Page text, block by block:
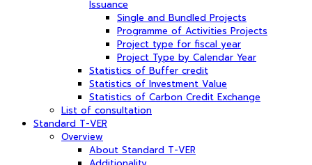
Issuance
Single and Bundled Projects
Programme of Activities Projects
Project type for fiscal year
Project Type by Calendar Year
Statistics of Buffer credit
Statistics of Investment Value
Statistics of Carbon Credit Exchange
List of consultation
Standard T-VER
Overview
About Standard T-VER